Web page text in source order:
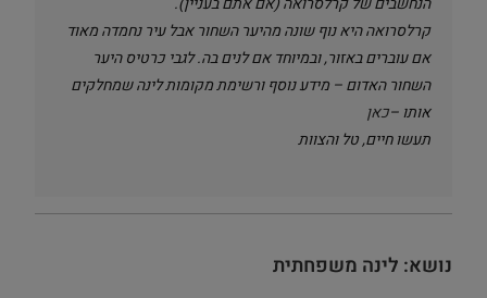
קרלסרואה היא נוף שונה מהיער השחור אבל עיר נחמדה מאוד
אם עוברים באזור, ובמיוחד אם לנים בה. לגבי כרטיס היער
השחור האדום – מידע נוסף ורשימת מקומות לינה שמחלקים
אותו –כאן
תעשו חיים,טל והצוות
נושא: לינה משפחתית